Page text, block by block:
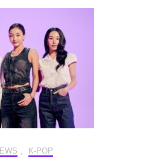
posição
no
top
de
músicas
com
mais
Perfect
(PAKs)
K-POP